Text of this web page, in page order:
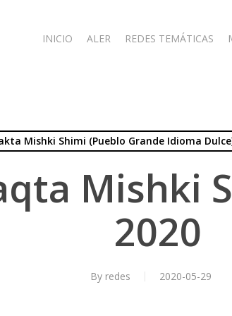
INICIO ALER REDES TEMÁTICAS
Mishki Shimi (Pueblo Grande Idioma
Mishki
2020
By redes 2020-05-29